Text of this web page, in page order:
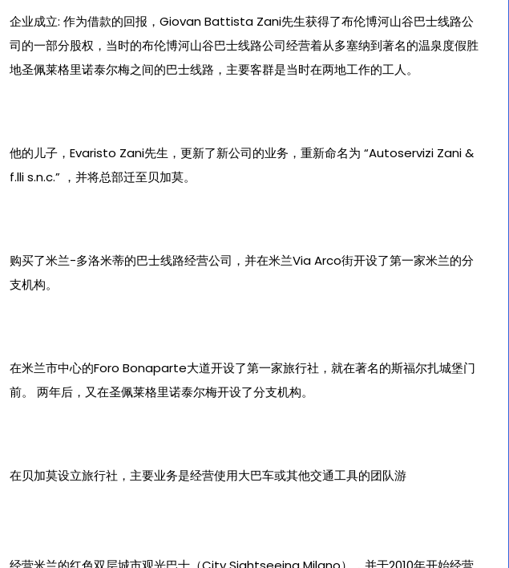
企业成立: 作为借款的回报，Giovan Battista Zani先生获得了布伦博河山谷巴士线路公
司的一部分股权，当时的布伦博河山谷巴士线路公司经营着从多塞纳到著名的温泉度假胜
地圣佩莱格里诺泰尔梅之间的巴士线路，主要客群是当时在两地工作的工人。
他的儿子，Evaristo Zani先生，更新了新公司的业务，重新命名为 “Autoservizi Zani &
f.lli s.n.c.” ，并将总部迁至贝加莫。
购买了米兰-多洛米蒂的巴士线路经营公司，并在米兰Via Arco街开设了第一家米兰的分
支机构。
在米兰市中心的Foro Bonaparte大道开设了第一家旅行社，就在著名的斯福尔扎城堡门
前。 两年后，又在圣佩莱格里诺泰尔梅开设了分支机构。
在贝加莫设立旅行社，主要业务是经营使用大巴车或其他交通工具的团队游